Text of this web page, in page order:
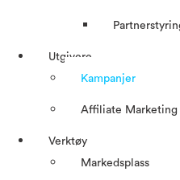
Utgivere
Kampanjer
Affiliate Marketing
Verktøy
Markedsplass